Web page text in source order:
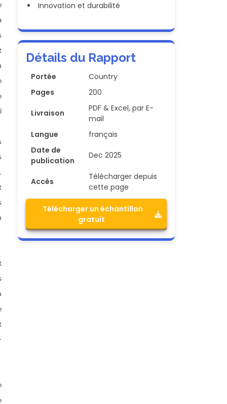
Innovation et durabilité
Détails du Rapport
Portée
Country
Pages
200
Livraison
PDF & Excel, par E-
mail
Langue
français
Date de
publication
Dec 2025
Accès
Télécharger depuis
cette page
Télécharger un échantillon
gratuit